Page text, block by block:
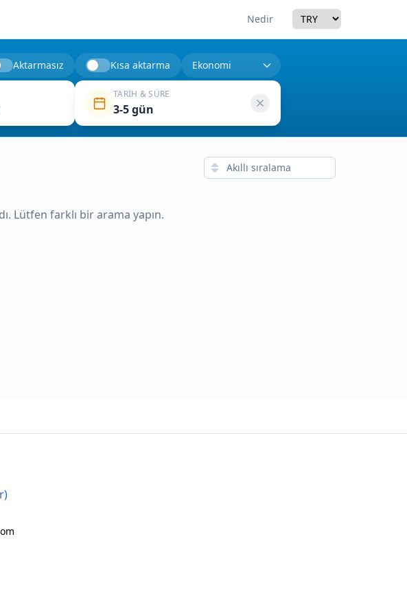
Nedir Currency
Aktarmasız Kısa aktarma
TARIH & SÜRE
3-5 gün
Lütfen farklı bir arama yapın.